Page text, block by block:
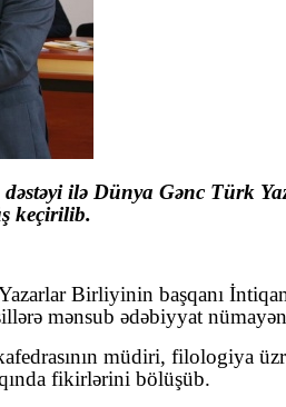
dəstəyi ilə Dünya Gənc
keçirilib.
Birliyinin başqanı
mənsub ədəbiyyat
müdiri, filologiya
fikirlərini bölüşüb.